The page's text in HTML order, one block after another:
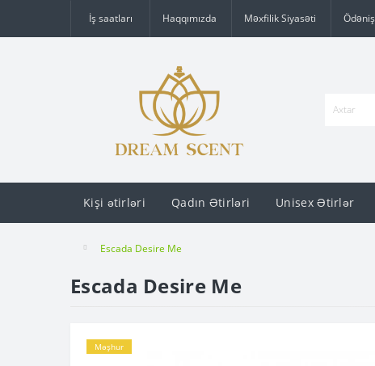
İş saatları Haqqımızda Məxfilik Siyasəti Ödəniş
Kişi ətirləri Qadın Ətirləri Unisex Ətirlər
Escada Desire Me
Escada Desire Me
Məşhur